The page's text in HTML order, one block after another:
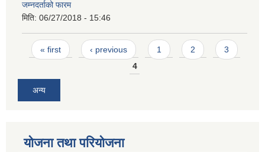
जम्नदर्ताको फारम
मिति: 06/27/2018 - 15:46
Pages
« first ‹ previous 1 2
3
4
अन्य
योजना तथा परियोजना